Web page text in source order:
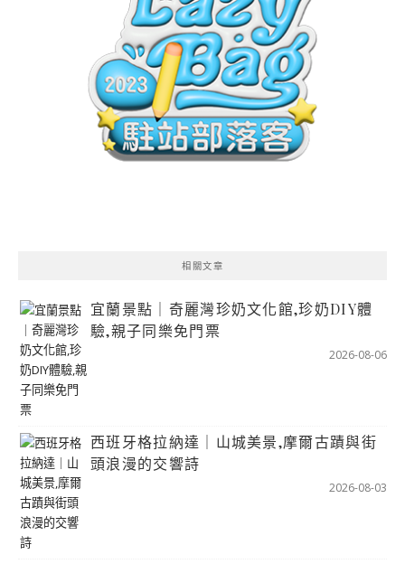
相關文章
宜蘭景點｜奇麗灣珍奶文化館,珍奶DIY體
驗,親子同樂免門票
2026-08-06
西班牙格拉納達｜山城美景,摩爾古蹟與街
頭浪漫的交響詩
2026-08-03